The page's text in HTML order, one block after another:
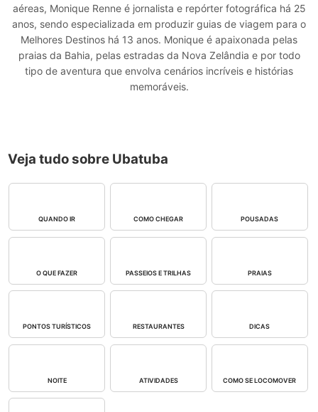
aéreas, Monique Renne é jornalista e repórter fotográfica há 25
anos, sendo especializada em produzir guias de viagem para o
Melhores Destinos há 13 anos. Monique é apaixonada pelas
praias da Bahia, pelas estradas da Nova Zelândia e por todo
tipo de aventura que envolva cenários incríveis e histórias
memoráveis.
Veja tudo sobre Ubatuba
QUANDO IR COMO CHEGAR POUSADAS
O QUE FAZER PASSEIOS E TRILHAS PRAIAS
PONTOS TURÍSTICOS RESTAURANTES DICAS
NOITE ATIVIDADES COMO SE LOCOMOVER